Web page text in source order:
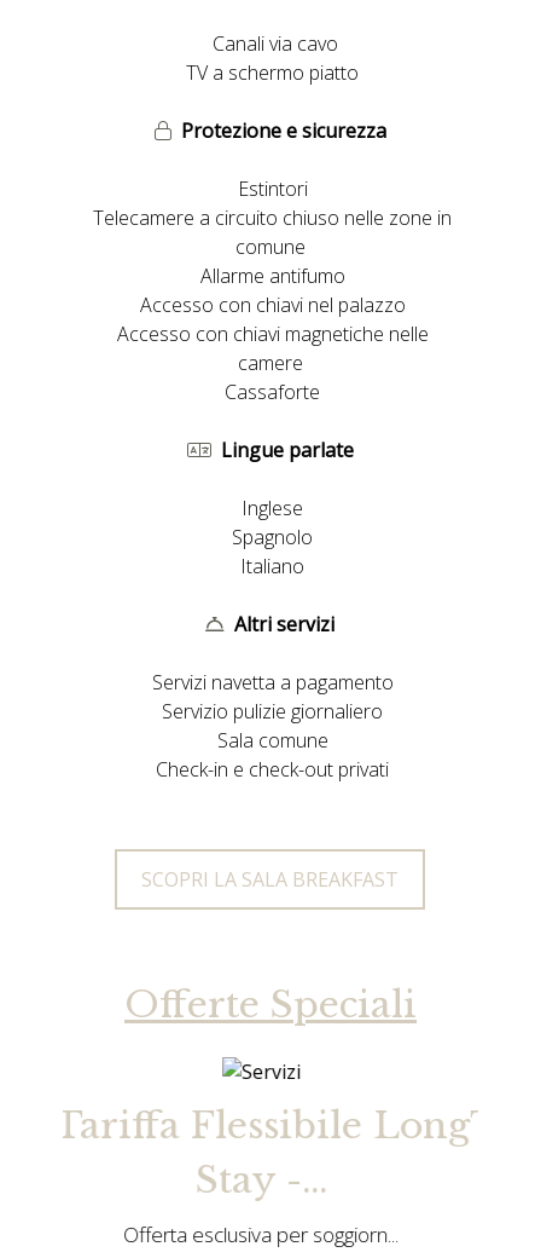
Canali via cavo
TV a schermo piatto
Protezione e sicurezza
Estintori
Telecamere a circuito chiuso nelle zone in
comune
Allarme antifumo
Accesso con chiavi nel palazzo
Accesso con chiavi magnetiche nelle
camere
Cassaforte
Lingue parlate
Inglese
Spagnolo
Italiano
Altri servizi
Servizi navetta a pagamento
Servizio pulizie giornaliero
Sala comune
Check-in e check-out privati
SCOPRI LA SALA BREAKFAST
Offerte Speciali
Long
per soggiorn...
Tariffa
Offerta esclusiva per